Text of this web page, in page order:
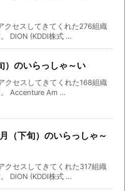
クセスしてきてくれた276組織
DION (KDDI株式 ...
）のいらっしゃ～い
クセスしてきてくれた168組織
Accenture Am ...
（下旬）のいらっしゃ～
クセスしてきてくれた317組織
DION (KDDI株式 ...